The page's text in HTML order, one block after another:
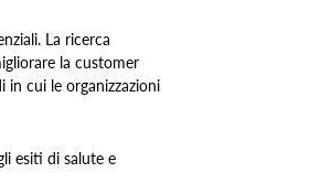
La ricerca
la customer
in cui le organizzazioni
esiti di salute e